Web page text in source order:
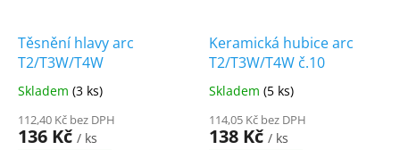
d
u
Těsnění hlavy arc
T2/T3W/T4W
Skladem (3 ks)
112,40 Kč bez DPH
136 Kč / ks
Keramická hubice arc
T2/T3W/T4W č.10
Skladem (5 ks)
114,05 Kč bez DPH
138 Kč / ks